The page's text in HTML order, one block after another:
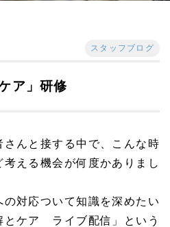
スタッフブログ
ア」研修
んと接する中で、こんな時
える機会が何度かありまし
対応ついて知識を深めたい
とケア ライブ配信」という